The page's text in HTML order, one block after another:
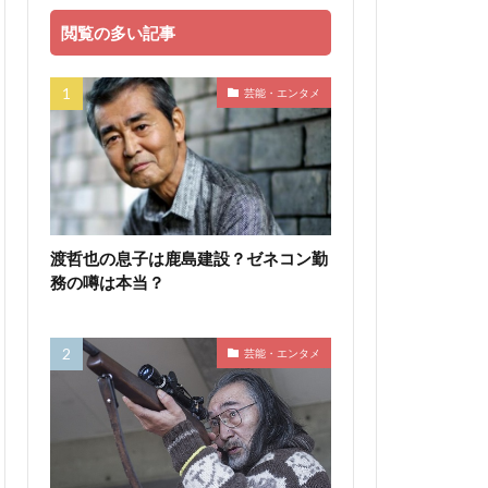
閲覧の多い記事
芸能・エンタメ
渡哲也の息子は鹿島建設？ゼネコン勤
務の噂は本当？
芸能・エンタメ